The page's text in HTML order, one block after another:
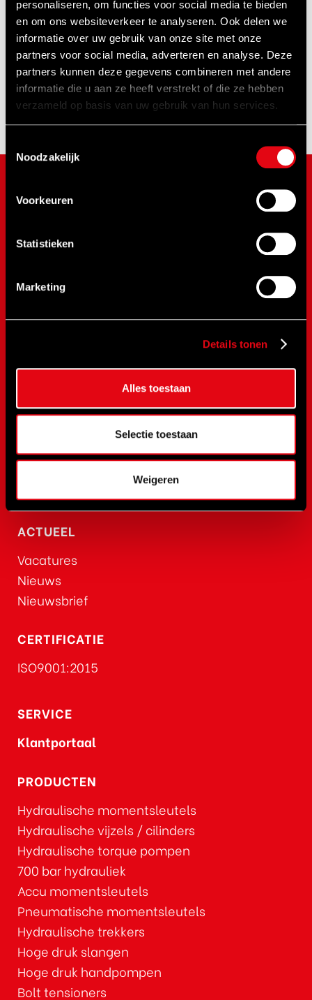
personaliseren, om functies voor social media te bieden
en om ons websiteverkeer te analyseren. Ook delen we
informatie over uw gebruik van onze site met onze
partners voor social media, adverteren en analyse. Deze
partners kunnen deze gegevens combineren met andere
informatie die u aan ze heeft verstrekt of die ze hebben
verzameld op basis van uw gebruik van hun services.
Noodzakelijk
Voorkeuren
Statistieken
Marketing
Details tonen
Alles toestaan
Selectie toestaan
Weigeren
- Combineren met andere acties niet
mogelijk.
Deel dit bericht op:
MERKEN
SPX Bolting
RAD Torque
NOVaTork
Safewrench
Rehobot
ACTUEEL
Vacatures
Nieuws
Nieuwsbrief
CERTIFICATIE
ISO9001:2015
SERVICE
Klantportaal
PRODUCTEN
Hydraulische momentsleutels
Hydraulische vijzels / cilinders
Hydraulische torque pompen
700 bar hydrauliek
Accu momentsleutels
Pneumatische momentsleutels
Hydraulische trekkers
Hoge druk slangen
Hoge druk handpompen
Bolt tensioners